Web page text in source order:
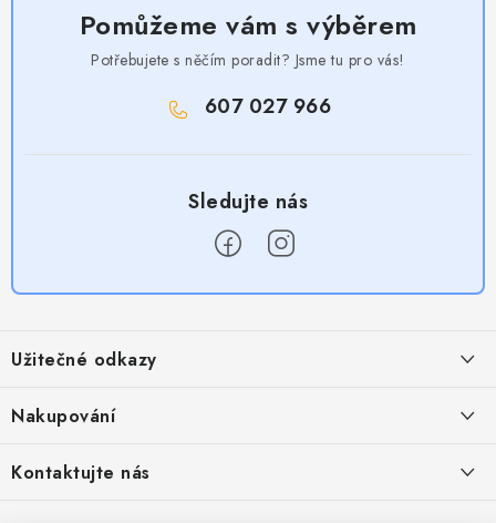
Pomůžeme vám s výběrem
Potřebujete s něčím poradit? Jsme tu pro vás!
607 027 966
p
a
Užitečné odkazy
Obchodní podmínky
Provizní systém
Nakupování
Časté otázky
Kontaktujte nás